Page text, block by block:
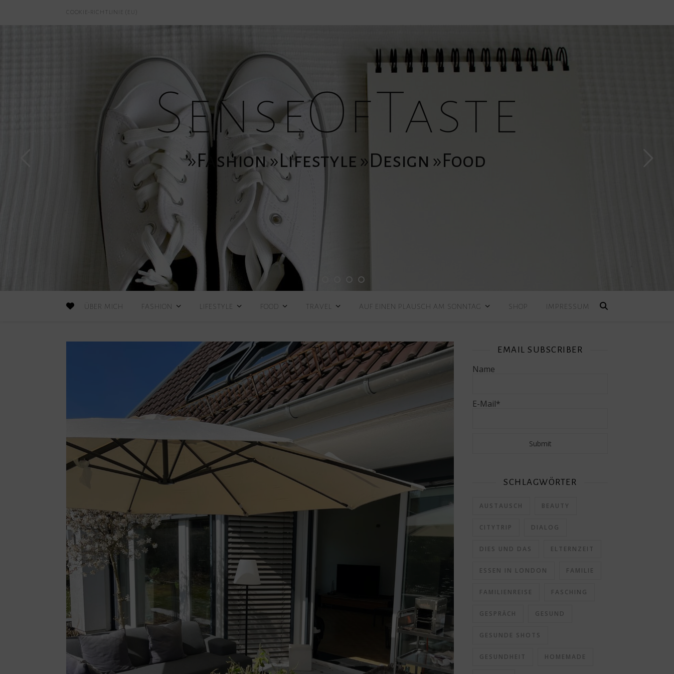
COOKIE-RICHTLINIE (EU)
SenseOfTaste
»Fashion »Lifestyle »Design »Food
ÜBER MICH FASHION LIFESTYLE FOOD TRAVEL AUF EINEN PLAUSCH AM SONNTAG SHOP IMPRESSUM
EMAIL SUBSCRIBER
Name
E-Mail*
SCHLAGWÖRTER
AUSTAUSCH BEAUTY
CITYTRIP DIALOG
DIES UND DAS ELTERNZEIT
ESSEN IN LONDON FAMILIE
FAMILIENREISE FASCHING
GESPRÄCH GESUND
GESUNDE SHOTS
GESUNDHEIT HOMEMADE